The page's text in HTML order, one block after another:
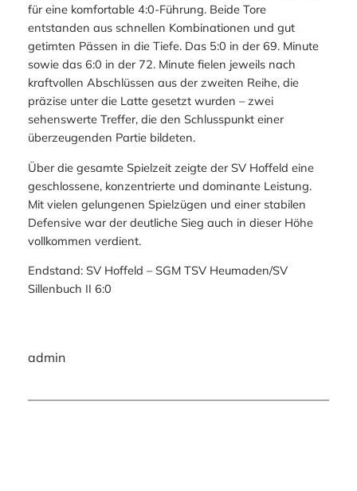
für eine komfortable 4:0-Führung. Beide Tore
entstanden aus schnellen Kombinationen und gut
getimten Pässen in die Tiefe. Das 5:0 in der 69. Minute
sowie das 6:0 in der 72. Minute fielen jeweils nach
kraftvollen Abschlüssen aus der zweiten Reihe, die
präzise unter die Latte gesetzt wurden – zwei
sehenswerte Treffer, die den Schlusspunkt einer
überzeugenden Partie bildeten.
Über die gesamte Spielzeit zeigte der SV Hoffeld eine
geschlossene, konzentrierte und dominante Leistung.
Mit vielen gelungenen Spielzügen und einer stabilen
Defensive war der deutliche Sieg auch in dieser Höhe
vollkommen verdient.
Endstand: SV Hoffeld – SGM TSV Heumaden/SV
Sillenbuch II 6:0
admin